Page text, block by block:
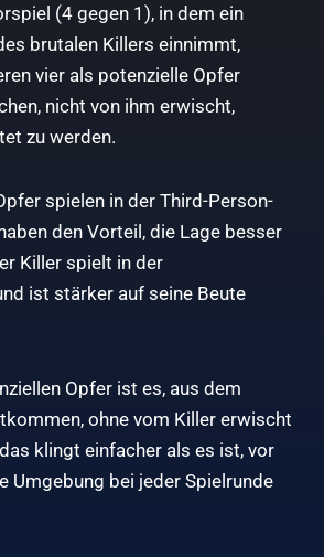
(4 gegen 1), in dem ein
brutalen Killers einnimmt,
vier als potenzielle Opfer
nicht von ihm erwischt,
zu werden.
spielen in der Third-Person-
den Vorteil, die Lage besser
Killer spielt in der
ist stärker auf seine Beute
Opfer ist es, aus dem
ohne vom Killer erwischt
klingt einfacher als es ist, vor
Umgebung bei jeder Spielrunde